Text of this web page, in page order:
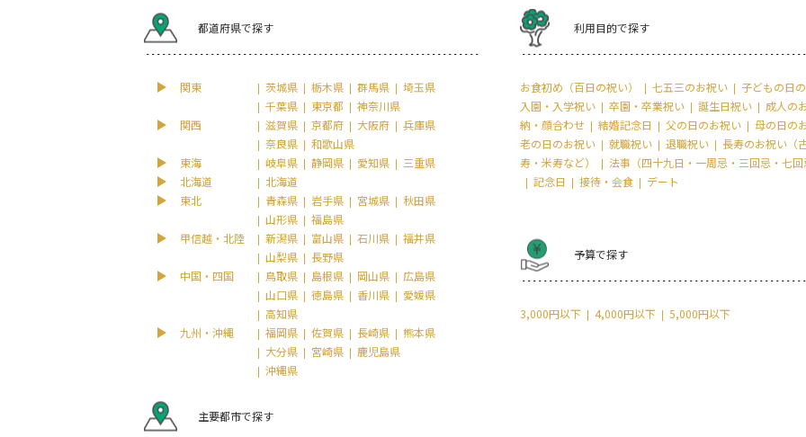
都道府県で探す
関東 茨城県 栃木県 群馬県
埼玉県
千葉県
東京都
神奈川県
関西
滋賀県 京都府 大阪府
兵庫県
奈良県
和歌山県
東海
岐阜県 静岡県 愛知県
三重県
北海道
北海道
東北
青森県 岩手県 宮城県
秋田県
山形県
福島県
甲信越・北陸
新潟県 富山県 石川県
福井県
山梨県
長野県
中国・四国
鳥取県 島根県 岡山県
広島県
山口県
徳島県 香川県
愛媛県
高知県
九州・沖縄
福岡県 佐賀県 長崎県
熊本県
大分県
宮崎県
鹿児島県
沖縄県
主要都市で探す
利用目的で探す
お食初め（百日の祝い） 七五三のお祝い
子どもの日
入園・入学祝い
卒園・卒業祝い 誕生日祝い
成人の
納・顔合わせ
結婚記念日 父の日のお祝い
母の日の
老の日のお祝い
就職祝い 退職祝い
長寿のお祝い（
寿・米寿など）
法事（四十九日・一周忌・三回忌・七
記念日
接待・会食 デート
予算で探す
3,000円以下 4,000円以下 5,000円以下